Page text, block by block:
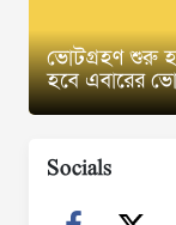
ভোটগ্রহণ শুরু
হবে এবারের
Socials